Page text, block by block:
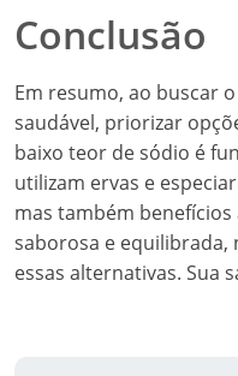
Conclusão
Em resumo, ao buscar
saudável, priorizar
baixo teor de sódio é
utilizam ervas e
mas também
saborosa e
essas alternativas. Sua